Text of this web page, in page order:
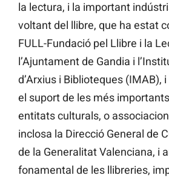
la lectura, i la important
voltant del llibre, que ha estat
FULL-Fundació pel Llibre i la
l’Ajuntament de Gandia i
d’Arxius i Biblioteques (IMAB),
el suport de les més
entitats culturals, o
inclosa la Direcció General de
de la Generalitat Valenciana, i
fonamental de les llibreries,